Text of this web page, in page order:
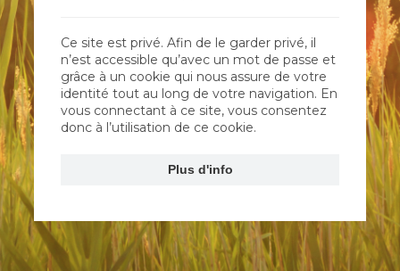
Ce site est privé. Afin de le garder privé, il
n’est accessible qu’avec un mot de passe et
grâce à un cookie qui nous assure de votre
identité tout au long de votre navigation. En
vous connectant à ce site, vous consentez
donc à l’utilisation de ce cookie.
Plus d'info